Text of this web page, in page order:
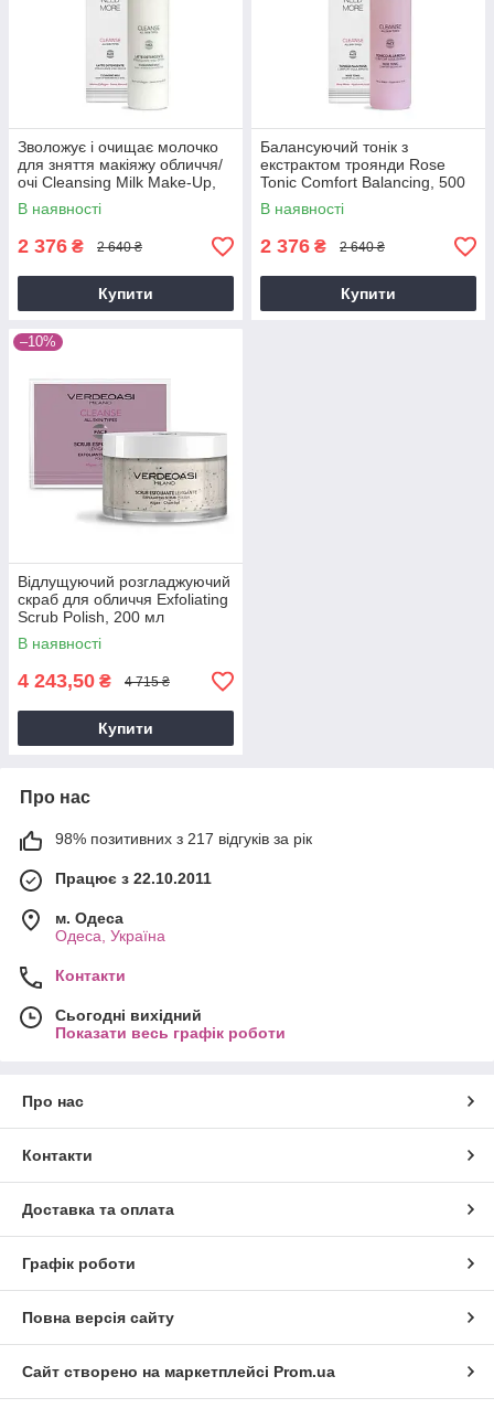
Зволожує і очищає молочко
для зняття макіяжу обличчя/
очі Cleansing Milk Make-Up,
500 мл
В наявності
2 376 ₴ 2 640 ₴
Купити
Балансуючий тонік з
екстрактом троянди Rose
Tonic Comfort Balancing, 500
мл
В наявності
2 376 ₴ 2 640 ₴
Купити
–10%
Відлущуючий розгладжуючий
скраб для обличчя Exfoliating
Scrub Polish, 200 мл
В наявності
4 243,50 ₴ 4 715 ₴
Купити
Про нас
98% позитивних з 217 відгуків за рік
Працює з 22.10.2011
м. Одеса
Одеса, Україна
Контакти
Сьогодні вихідний
Показати весь графік роботи
Про нас
Контакти
Доставка та оплата
Графік роботи
Повна версія сайту
Сайт створено на маркетплейсі Prom.ua